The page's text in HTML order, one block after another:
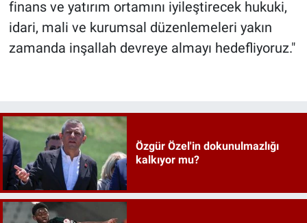
finans ve yatırım ortamını iyileştirecek hukuki,
idari, mali ve kurumsal düzenlemeleri yakın
zamanda inşallah devreye almayı hedefliyoruz."
Özgür Özel'in dokunulmazlığı
kalkıyor mu?